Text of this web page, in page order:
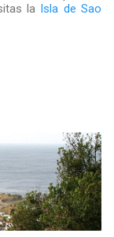
la Isla de Sao